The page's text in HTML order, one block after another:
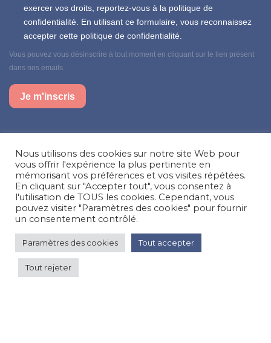
exercer vos droits, reportez-vous à la politique de
confidentialité. En utilisant ce formulaire, vous reconnaissez
accepter cette politique de confidentialité.
Vous pouvez vous désinscrire à tout moment en cliquant sur le lien présent
dans nos emails.
Je m'inscris
Facebook
Instagram
LinkedIn
Besoin d’aide, une question ?
Nous contacter
© Happy'MR - Tous droits réservés - Une création
Nous utilisons des cookies sur notre site Web pour
vous offrir l'expérience la plus pertinente en
mémorisant vos préférences et vos visites répétées.
En cliquant sur "Accepter tout", vous consentez à
l'utilisation de TOUS les cookies. Cependant, vous
pouvez visiter "Paramètres des cookies" pour fournir
un consentement contrôlé.
Paramètres des cookies Tout accepter
Tout rejeter
120 €par nuit